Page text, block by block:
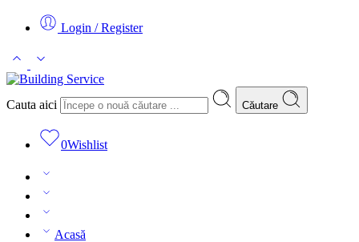
Login / Register
Cauta aici Căutare
0Wishlist
Acasă